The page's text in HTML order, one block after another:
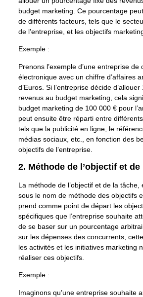
budget marketing. Ce pourcentage
de différents facteurs, tels que le
de l’entreprise, et les objectifs
Exemple :
Prenons l’exemple d’une entreprise de
électronique avec un chiffre d’affaires
d’Euros. Si l’entreprise décide
revenus au budget marketing, cela
budget marketing de 100 000 € pour
peut ensuite être réparti entre
tels que la publicité en ligne, le
médias sociaux, etc., en fonction des
objectifs de l’entreprise.
2. Méthode de l’objectif et de
La méthode de l’objectif et de la
sous le nom de méthode des objectifs
prend comme point de départ les
spécifiques que l’entreprise souhaite
de se baser sur un pourcentage
sur les dépenses des concurrents,
les activités et les initiatives marketing
réaliser ces objectifs.
Exemple :
Imaginons qu’une entreprise souhaite